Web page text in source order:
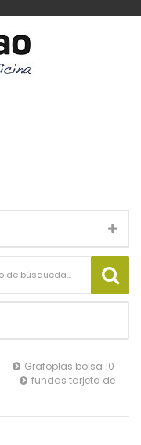
Grafoplas bolsa 10
fundas tarjeta de